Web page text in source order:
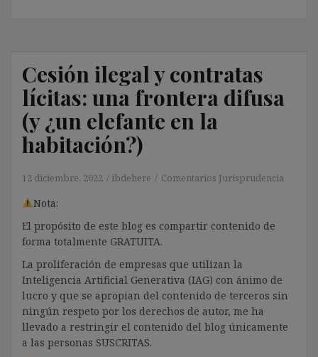
Cesión ilegal y contratas
lícitas: una frontera difusa
(y ¿un elefante en la
habitación?)
12 diciembre, 2022 ibdehere Comentarios Jurisprudencia
Nota:
El propósito de este blog es compartir contenido de
forma totalmente GRATUITA.
La proliferación de empresas que utilizan la
Inteligencia Artificial Generativa (IAG) con ánimo de
lucro y que se apropian del contenido de terceros sin
ningún respeto por los derechos de autor, me ha
llevado a restringir el contenido del blog únicamente
a las personas SUSCRITAS.